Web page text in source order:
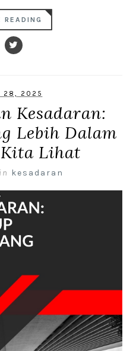
READING
28, 2025
Kesadaran:
Lebih Dalam
Lihat
in kesadaran